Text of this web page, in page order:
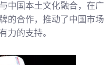
中国本土文化融合，在
的合作，推动了中国市
力的支持。